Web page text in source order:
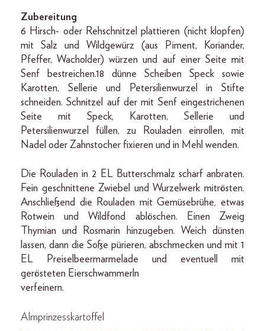
Zubereitung
6 Hirsch- oder Rehschnitzel plattieren (nicht klopfen)
mit Salz und Wildgewürz (aus Piment, Koriander,
Pfeffer, Wacholder) würzen und auf einer Seite mit
Senf bestreichen.18 dünne Scheiben Speck sowie
Karotten, Sellerie und Petersilienwurzel in Stifte
schneiden. Schnitzel auf der mit Senf eingestrichenen
Seite mit Speck, Karotten, Sellerie und
Petersilienwurzel füllen, zu Rouladen einrollen, mit
Nadel oder Zahnstocher fixieren und in Mehl wenden.
Die Rouladen in 2 EL Butterschmalz scharf an­braten.
Fein geschnittene Zwiebel und Wurzelwerk mitrösten.
Anschließend die Rouladen mit Gemüsebrühe, etwas
Rotwein und Wildfond ablöschen. Einen Zweig
Thymian und Rosmarin hinzugeben. Weich dünsten
lassen, dann die Soße pürieren, abschmecken und mit 1
EL Preiselbeermarmelade und eventuell mit
gerösteten Eierschwammerln
verfeinern.
Almprinzesskartoffel